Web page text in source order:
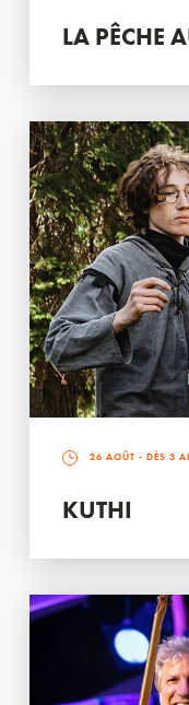
LA PÊCHE
26 AOÛT - DÈS 3
KUTHI